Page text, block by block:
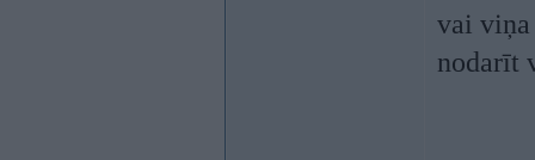
vai
nodarīt